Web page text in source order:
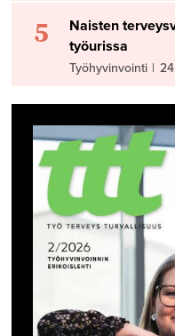
5
Naisten
työurissa
Työhyvinvointi |